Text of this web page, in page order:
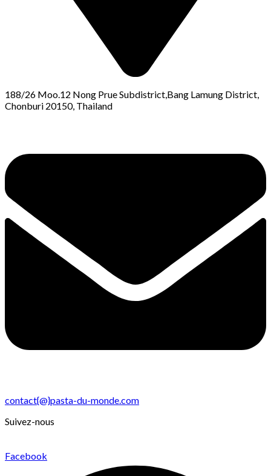
188/26 Moo.12 Nong Prue Subdistrict,Bang Lamung District,
Chonburi 20150, Thailand
contact{@}pasta-du-monde.com
Suivez-nous
Facebook